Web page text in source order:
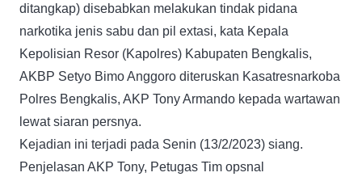
ditangkap) disebabkan melakukan tindak pidana
narkotika jenis sabu dan pil extasi, kata Kepala
Kepolisian Resor (Kapolres) Kabupaten Bengkalis,
AKBP Setyo Bimo Anggoro diteruskan Kasatresnarkoba
Polres Bengkalis, AKP Tony Armando kepada wartawan
lewat siaran persnya.
Kejadian ini terjadi pada Senin (13/2/2023) siang.
Penjelasan AKP Tony, Petugas Tim opsnal